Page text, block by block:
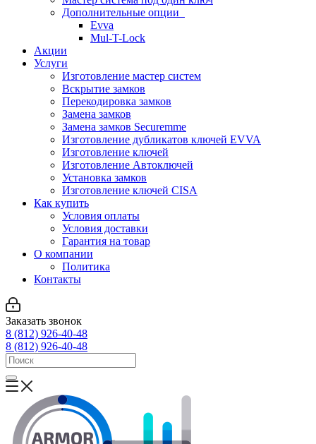
Дополнительные опции
Evva
Mul-T-Lock
Акции
Услуги
Изготовление мастер систем
Вскрытие замков
Перекодировка замков
Замена замков
Замена замков Securemme
Изготовление дубликатов ключей EVVA
Изготовление ключей
Изготовление Автоключей
Установка замков
Изготовление ключей CISA
Как купить
Условия оплаты
Условия доставки
Гарантия на товар
О компании
Политика
Контакты
Заказать звонок
8 (812) 926-40-48
8 (812) 926-40-48